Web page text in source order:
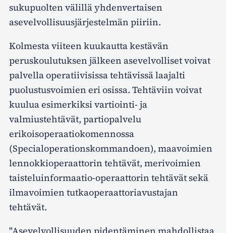
sukupuolten välillä yhdenvertaisen
asevelvollisuusjärjestelmän piiriin.
Kolmesta viiteen kuukautta kestävän
peruskoulutuksen jälkeen asevelvolliset voivat
palvella operatiivisissa tehtävissä laajalti
puolustusvoimien eri osissa. Tehtäviin voivat
kuulua esimerkiksi vartiointi- ja
valmiustehtävät, partiopalvelu
erikoisoperaatiokomennossa
(Specialoperationskommandoen), maavoimien
lennokkioperaattorin tehtävät, merivoimien
taisteluinformaatio-operaattorin tehtävät sekä
ilmavoimien tutkaoperaattoriavustajan
tehtävät.